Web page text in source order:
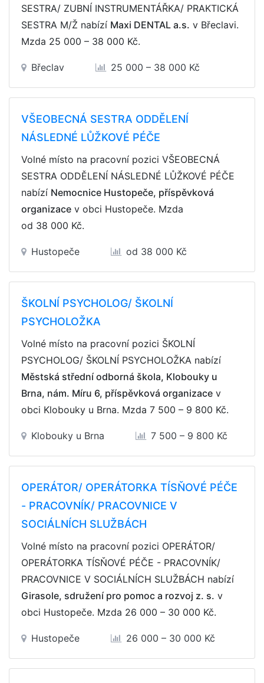
SESTRA/ ZUBNÍ INSTRUMENTÁŘKA/ PRAKTICKÁ
SESTRA M/Ž nabízí Maxi DENTAL a.s. v Břeclavi.
Mzda 25 000 – 38 000 Kč.
Břeclav 25 000 – 38 000 Kč
VŠEOBECNÁ SESTRA ODDĚLENÍ
NÁSLEDNÉ LŮŽKOVÉ PÉČE
Volné místo na pracovní pozici VŠEOBECNÁ
SESTRA ODDĚLENÍ NÁSLEDNÉ LŮŽKOVÉ PÉČE
nabízí Nemocnice Hustopeče, příspěvková
organizace v obci Hustopeče. Mzda
od 38 000 Kč.
Hustopeče od 38 000 Kč
ŠKOLNÍ PSYCHOLOG/ ŠKOLNÍ
PSYCHOLOŽKA
Volné místo na pracovní pozici ŠKOLNÍ
PSYCHOLOG/ ŠKOLNÍ PSYCHOLOŽKA nabízí
Městská střední odborná škola, Klobouky u
Brna, nám. Míru 6, příspěvková organizace v
obci Klobouky u Brna. Mzda 7 500 – 9 800 Kč.
Klobouky u Brna 7 500 – 9 800 Kč
OPERÁTOR/ OPERÁTORKA TÍSŇOVÉ PÉČE
- PRACOVNÍK/ PRACOVNICE V
SOCIÁLNÍCH SLUŽBÁCH
Volné místo na pracovní pozici OPERÁTOR/
OPERÁTORKA TÍSŇOVÉ PÉČE - PRACOVNÍK/
PRACOVNICE V SOCIÁLNÍCH SLUŽBÁCH nabízí
Girasole, sdružení pro pomoc a rozvoj z. s. v
obci Hustopeče. Mzda 26 000 – 30 000 Kč.
Hustopeče 26 000 – 30 000 Kč